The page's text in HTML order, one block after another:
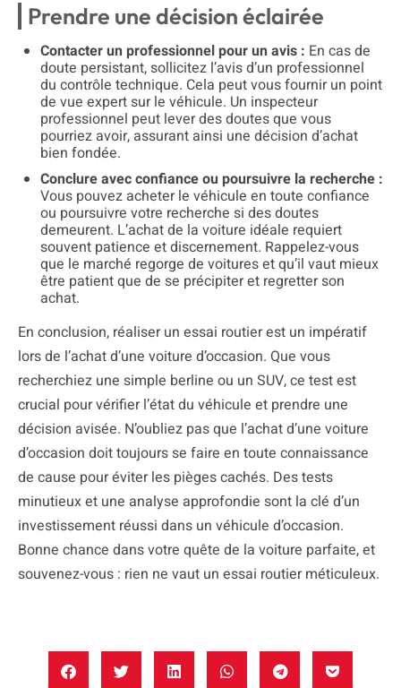
Prendre une décision éclairée
Contacter un professionnel pour un avis : En cas de
doute persistant, sollicitez l’avis d’un professionnel
du contrôle technique. Cela peut vous fournir un point
de vue expert sur le véhicule. Un inspecteur
professionnel peut lever des doutes que vous
pourriez avoir, assurant ainsi une décision d’achat
bien fondée.
Conclure avec confiance ou poursuivre la recherche :
Vous pouvez acheter le véhicule en toute confiance
ou poursuivre votre recherche si des doutes
demeurent. L’achat de la voiture idéale requiert
souvent patience et discernement. Rappelez-vous
que le marché regorge de voitures et qu’il vaut mieux
être patient que de se précipiter et regretter son
achat.
En conclusion, réaliser un essai routier est un impératif
lors de l’achat d’une voiture d’occasion. Que vous
recherchiez une simple berline ou un SUV, ce test est
crucial pour vérifier l’état du véhicule et prendre une
décision avisée. N’oubliez pas que l’achat d’une voiture
d’occasion doit toujours se faire en toute connaissance
de cause pour éviter les pièges cachés. Des tests
minutieux et une analyse approfondie sont la clé d’un
investissement réussi dans un véhicule d’occasion.
Bonne chance dans votre quête de la voiture parfaite, et
souvenez-vous : rien ne vaut un essai routier méticuleux.